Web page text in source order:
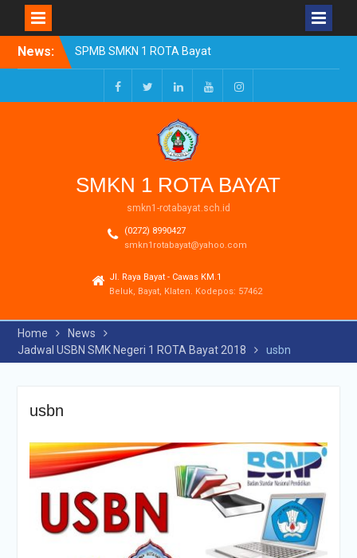
News:
SPMB SMKN 1 ROTA Bayat
Tahun Ajaran 2026/2027
Resmi Dibuka
Pengumuman Kelulusan
Tahun Ajaran 2025-2026
Realisasi Dana BOSP
Reguler Tahap 1 Tahun
FacebookTwitterLinkedInYoutubeInstagram
SMKN 1 ROTA BAYAT
smkn1-rotabayat.sch.id
(0272) 8990427
smkn1rotabayat@yahoo.com
Jl. Raya Bayat - Cawas KM.1
Beluk, Bayat, Klaten. Kodepos: 57462
Home
News
Jadwal USBN SMK Negeri 1 ROTA Bayat 2018
usbn
usbn